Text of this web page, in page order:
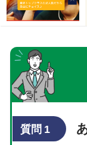
質問 1